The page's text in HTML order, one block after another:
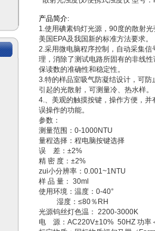
产品简介:
1.使用碘素钨灯光源，90度的散射光
美国EPA及我国新的标准方法要求。
2.采用微电脑程序控制，自动采集信
理，消除了测试电路所固有的非线性
保读数的准确性和稳定性。
3.特的样品室吸气防凝结设计，可防
引起的光散射，可测量冷、热水样。
4.、美观的触摸按键，操作方便，并
误操作的功能。
参数：
测量范围：0-1000NTU
量程选择：程电脑按键选择
误 差：±2%
精 密 度：±2%
zui小分辨率：0.001~1NTU
样 品 量： 30ml
使用环境：温度：0-40°
湿度：≤80％RH
光源钨丝灯色温： 2200-3000K
电 源：AC220V±10% 50HZ 功率